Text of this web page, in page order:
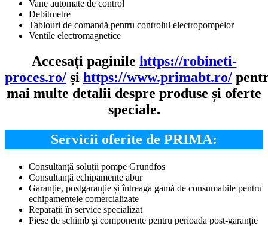
Vane automate de control
Debitmetre
Tablouri de comandă pentru controlul electropompelor
Ventile electromagnetice
Accesați paginile https://robineti-
proces.ro/ și https://www.primabt.ro/
mai multe detalii despre produse și oferte
speciale.
Servicii oferite de PRIMA:
Consultanță soluții pompe Grundfos
Consultanță echipamente abur
Garanție, postgaranție și întreaga gamă de consumabile pentru
echipamentele comercializate
Reparații în service specializat
Piese de schimb și componente pentru perioada post-garanție